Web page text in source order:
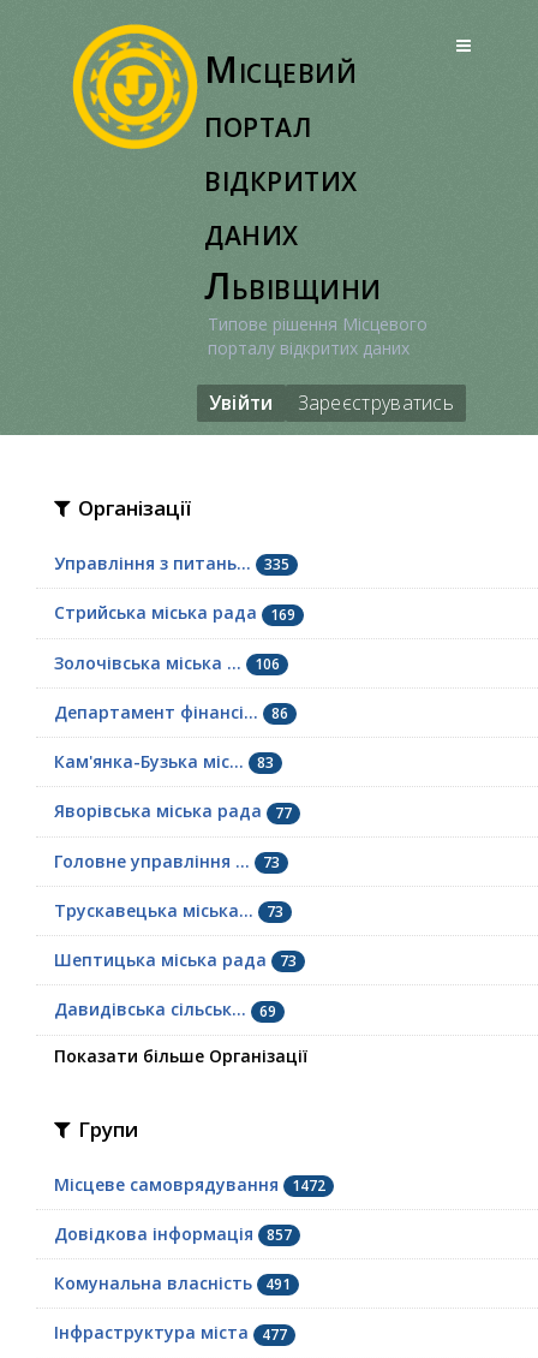
Місцевий
портал
відкритих
даних
Львівщини
Типове рішення Місцевого
порталу відкритих даних
Увійти Зареєструватись
Організації
Управління з питань... 335
Стрийська міська рада 169
Золочівська міська ... 106
Департамент фінансі... 86
Кам'янка-Бузька міс... 83
Яворівська міська рада 77
Головне управління ... 73
Трускавецька міська... 73
Шептицька міська рада 73
Давидівська сільськ... 69
Показати більше Організації
Групи
Місцеве самоврядування 1472
Довідкова інформація 857
Комунальна власність 491
Інфраструктура міста 477